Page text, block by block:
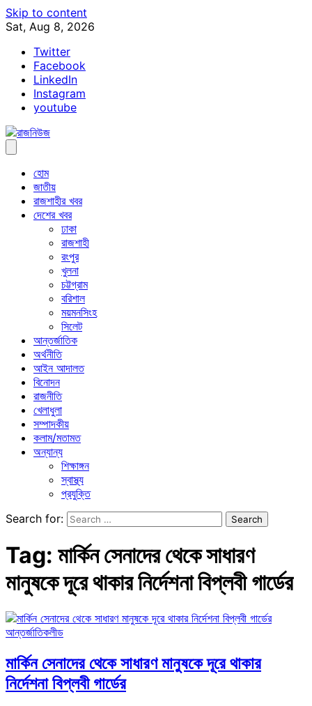
Skip to content
Sat, Aug 8, 2026
Twitter
Facebook
LinkedIn
Instagram
youtube
হোম
জাতীয়
রাজশাহীর খবর
দেশের খবর
ঢাকা
রাজশাহী
রংপুর
খুলনা
চট্টগ্রাম
বরিশাল
ময়মনসিংহ
সিলেট
আন্তর্জাতিক
অর্থনীতি
আইন আদালত
বিনোদন
রাজনীতি
খেলাধুলা
সম্পাদকীয়
কলাম/মতামত
অন্যান্য
শিক্ষাঙ্গন
স্বাস্থ্য
প্রযুক্তি
Search for:
Tag: মার্কিন সেনাদের থেকে সাধারণ
মানুষকে দূরে থাকার নির্দেশনা বিপ্লবী গার্ডের
আন্তর্জাতিকলীড
মার্কিন সেনাদের থেকে সাধারণ মানুষকে দূরে থাকার
নির্দেশনা বিপ্লবী গার্ডের